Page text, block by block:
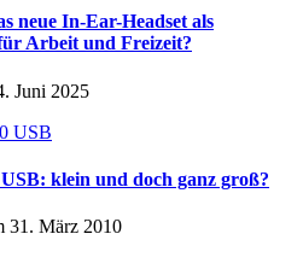
neue In-Ear-Headset als
Arbeit und Freizeit?
Juni 2025
klein und doch ganz groß?
31. März 2010